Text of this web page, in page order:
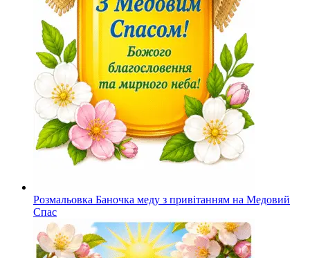
Розмальовка Баночка меду з привітанням на Медовий
Спас